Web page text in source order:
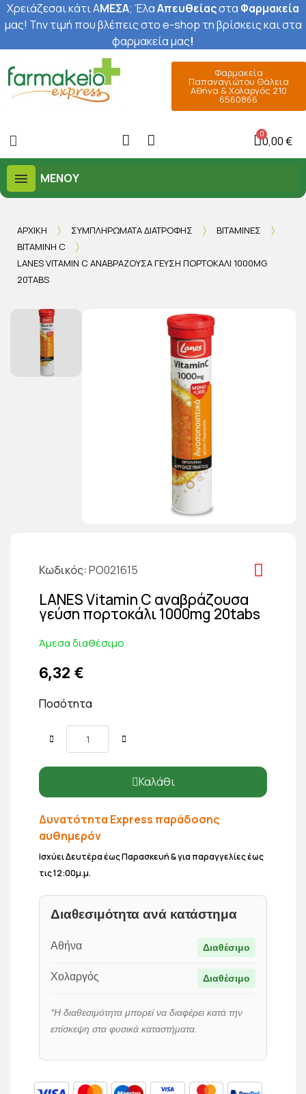
Χρειάζεσαι κάτι ΑΜΕΣΑ; ΈλαΑπευθείαςστα Φαρμακεία
μας! Την τιμή που βλέπεις στο e-shop τη βρίσκεις και στα
φαρμακεία μας!
Φαρμακεία
Παπαναγιώτου Θάλεια
Αθήνα & Χολαργός 210
6560866
0,00 €
ΜΕΝΟΎ
ΑΡΧΙΚΉ ΣΥΜΠΛΗΡΏΜΑΤΑ ΔΙΑΤΡΟΦΉΣ
ΒΙΤΑΜΊΝΕΣ
ΒΙΤΑΜΊΝΗ C
LANES VITAMIN C ΑΝΑΒΡΆΖΟΥΣΑ ΓΕΎΣΗ ΠΟΡΤΟΚΆΛΙ 1000MG
20TABS
Κωδικός PO021615
LANES Vitamin C αναβράζουσα
γεύση πορτοκάλι 1000mg 20tabs
Άμεσα διαθέσιμο
6,32 €
Ποσότητα
Καλάθι
Δυνατότητα Express παράδοσης
αυθημερόν
Ισχύει Δευτέρα έως Παρασκευή & για παραγγελίες έως
τις 12:00μ.μ.
Διαθεσιμότητα ανά κατάστημα
Αθήνα Διαθέσιμο
Χολαργός Διαθέσιμο
*Η διαθεσιμότητα μπορεί να διαφέρει κατά την
επίσκεψη στα φυσικά καταστήματα.